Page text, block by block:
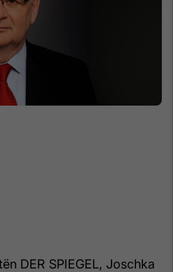
DER SPIEGEL, Joschka